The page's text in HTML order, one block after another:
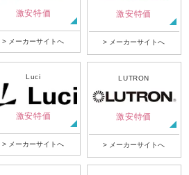
激安特価
> メーカーサイトへ
激安特価
> メーカーサイトへ
Luci
激安特価
> メーカーサイトへ
LUTRON
激安特価
> メーカーサイトへ